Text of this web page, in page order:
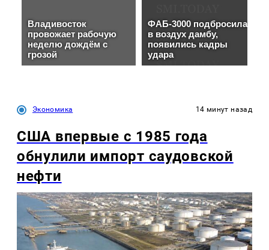
Экономика 14 минут назад
США впервые с 1985 года
обнулили импорт саудовской
нефти